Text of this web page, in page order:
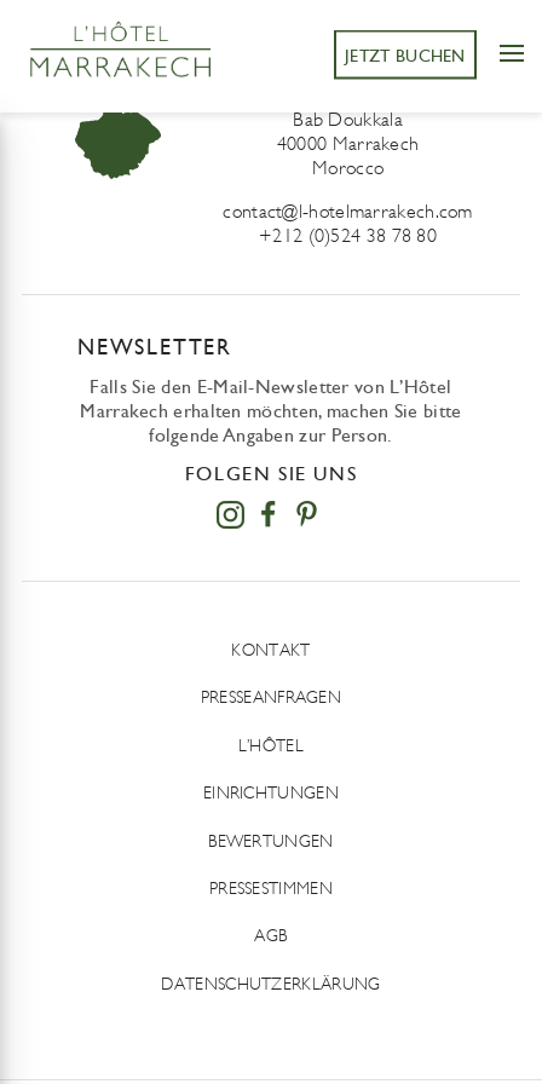
JETZT BUCHEN
L’Hôtel Marrakech
Bab Doukkala
40000 Marrakech
Morocco
contact@l-hotelmarrakech.com
+212 (0)524 38 78 80
NEWSLETTER
Falls Sie den E-Mail-Newsletter von L’Hôtel
Marrakech erhalten möchten, machen Sie bitte
folgende Angaben zur Person.
FOLGEN SIE UNS
KONTAKT
PRESSEANFRAGEN
L’HÔTEL
EINRICHTUNGEN
BEWERTUNGEN
PRESSESTIMMEN
AGB
DATENSCHUTZERKLÄRUNG